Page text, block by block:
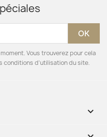
Vous trouverez pour cela
conditions d'utilisation du site.
